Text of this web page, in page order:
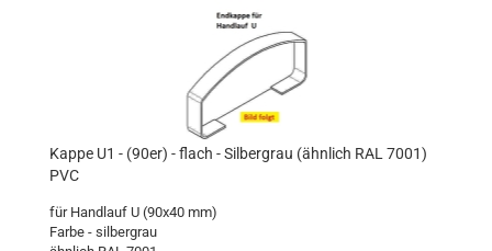
Kappe U1 - (90er) - flach - Silbergrau (ähnlich RAL 7001)
PVC
für Handlauf U (90x40 mm)
Farbe - silbergrau